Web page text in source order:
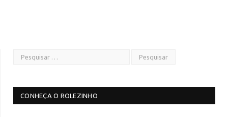
CONHEÇA O ROLEZINHO